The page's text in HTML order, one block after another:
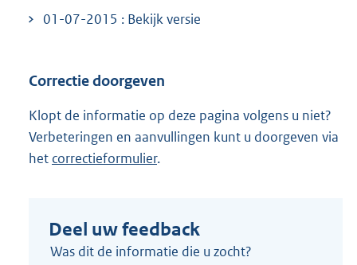
01-07-2015 : Bekijk versie
Correctie doorgeven
Klopt de informatie op deze pagina volgens u niet?
Verbeteringen en aanvullingen kunt u doorgeven via
het correctieformulier.
Deel uw feedback
Was dit de informatie die u zocht?